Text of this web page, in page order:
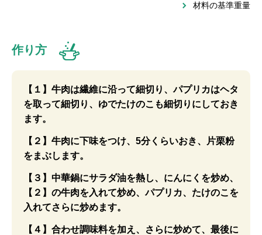
材料の基準重量
作り方
【１】牛肉は繊維に沿って細切り、パプリカはヘタ
を取って細切り、ゆでたけのこも細切りにしておき
ます。
【２】牛肉に下味をつけ、5分くらいおき、片栗粉
をまぶします。
【３】中華鍋にサラダ油を熱し、にんにくを炒め、
【２】の牛肉を入れて炒め、パプリカ、たけのこを
入れてさらに炒めます。
【４】合わせ調味料を加え、さらに炒めて、最後に